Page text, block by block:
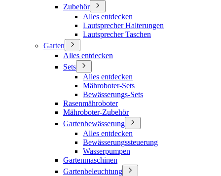
Zubehör
Alles entdecken
Lautsprecher Halterungen
Lautsprecher Taschen
Garten
Alles entdecken
Sets
Alles entdecken
Mähroboter-Sets
Bewässerungs-Sets
Rasenmähroboter
Mähroboter-Zubehör
Gartenbewässerung
Alles entdecken
Bewässerungssteuerung
Wasserpumpen
Gartenmaschinen
Gartenbeleuchtung